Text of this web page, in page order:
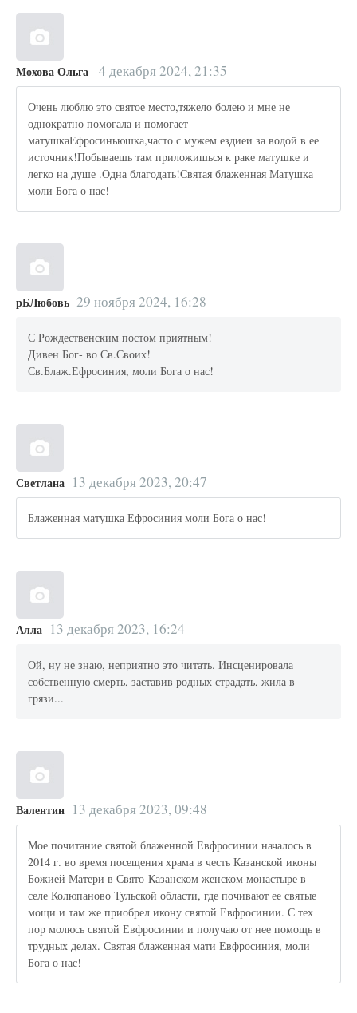
Мохова Ольга 4 декабря 2024, 21:35
Очень люблю это святое место,тяжело болею и мне не
однократно помогала и помогает
матушкаЕфросиньюшка,часто с мужем ездиеи за водой в ее
источник!Побываешь там приложишься к раке матушке и
легко на душе .Одна благодать!Святая блаженная Матушка
моли Бога о нас!
рБЛюбовь 29 ноября 2024, 16:28
С Рождественским постом приятным!
Дивен Бог- во Св.Своих!
Св.Блаж.Ефросиния, моли Бога о нас!
Светлана 13 декабря 2023, 20:47
Блаженная матушка Ефросиния моли Бога о нас!
Алла 13 декабря 2023, 16:24
Ой, ну не знаю, неприятно это читать. Инсценировала
собственную смерть, заставив родных страдать, жила в
грязи...
Валентин 13 декабря 2023, 09:48
Мое почитание святой блаженной Евфросинии началось в
2014 г. во время посещения храма в честь Казанской иконы
Божией Матери в Свято-Казанском женском монастыре в
селе Колюпаново Тульской области, где почивают ее святые
мощи и там же приобрел икону святой Евфросинии. С тех
пор молюсь святой Евфросинии и получаю от нее помощь в
трудных делах. Святая блаженная мати Евфросиния, моли
Бога о нас!